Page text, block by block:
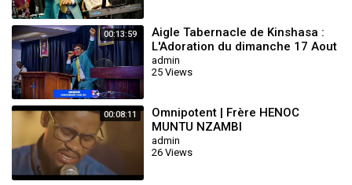
00:13:59
Aigle Tabernacle de Kinshasa :
L'Adoration du dimanche 17 Aout
2025 avec le Frère Henoc Muntu
N
admin
25 Views
00:08:11
Omnipotent | Frère HENOC
MUNTU NZAMBI
admin
26 Views